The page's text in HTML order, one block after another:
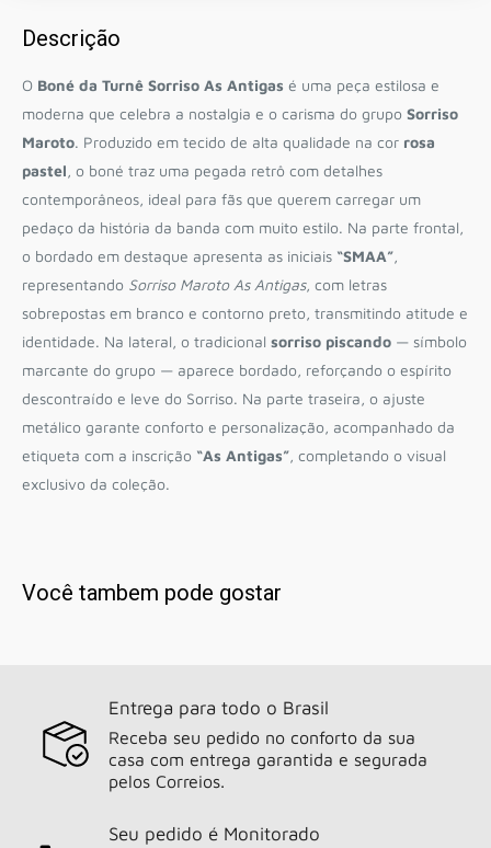
Descrição
O Boné da Turnê Sorriso As Antigas é uma peça estilosa e
moderna que celebra a nostalgia e o carisma do grupo Sorriso
Maroto. Produzido em tecido de alta qualidade na cor rosa
pastel, o boné traz uma pegada retrô com detalhes
contemporâneos, ideal para fãs que querem carregar um
pedaço da história da banda com muito estilo. Na parte frontal,
o bordado em destaque apresenta as iniciais “SMAA”,
representando Sorriso Maroto As Antigas, com letras
sobrepostas em branco e contorno preto, transmitindo atitude e
identidade. Na lateral, o tradicional sorriso piscando — símbolo
marcante do grupo — aparece bordado, reforçando o espírito
descontraído e leve do Sorriso. Na parte traseira, o ajuste
metálico garante conforto e personalização, acompanhado da
etiqueta com a inscrição “As Antigas”, completando o visual
exclusivo da coleção.
Você tambem pode gostar
Entrega para todo o Brasil
Receba seu pedido no conforto da sua
casa com entrega garantida e segurada
pelos Correios.
Seu pedido é Monitorado